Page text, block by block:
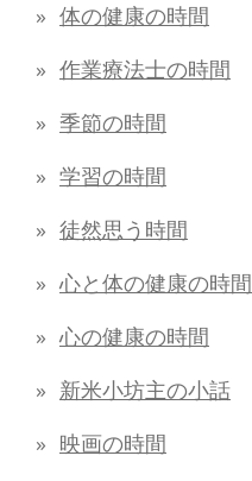
体の健康の時間
作業療法士の時間
季節の時間
学習の時間
徒然思う時間
心と体の健康の時間
心の健康の時間
新米小坊主の小話
映画の時間